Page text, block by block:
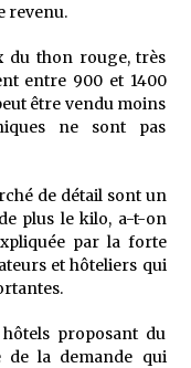
revenu.
du thon rouge, très
entre 900 et 1400
être vendu moins
ne sont pas
de détail sont un
plus le kilo, a-t-on
par la forte
et hôteliers qui
proposant du
de la demande qui